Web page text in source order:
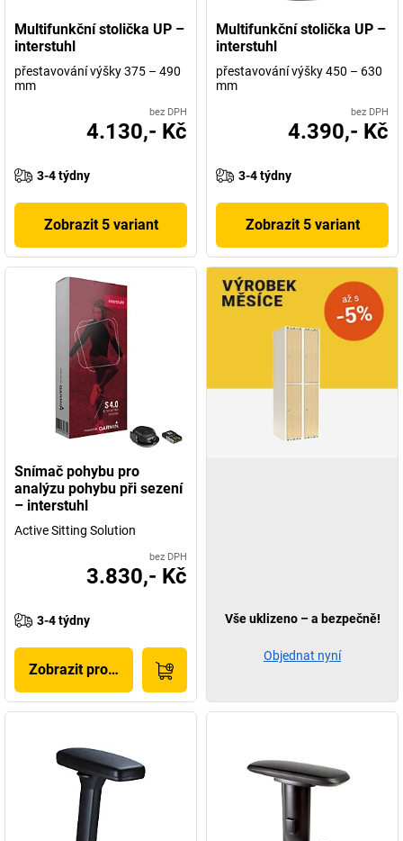
segmentu.
Multifunkční stolička UP –
interstuhl
přestavování výšky 375 – 490
mm
bez DPH
4.130,- Kč
3-4 týdny
Zobrazit 5 variant
Multifunkční stolička UP –
interstuhl
přestavování výšky 450 – 630
mm
bez DPH
4.390,- Kč
3-4 týdny
Zobrazit 5 variant
Snímač pohybu pro
analýzu pohybu při sezení
– interstuhl
Active Sitting Solution
bez DPH
3.830,- Kč
3-4 týdny
Zobrazit produkt
Vše uklizeno – a bezpečně!
Objednat nyní